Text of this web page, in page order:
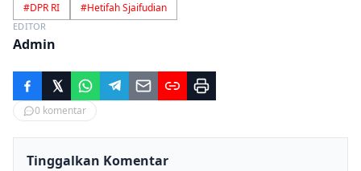
#DPR RI #Hetifah Sjaifudian
EDITOR
Admin
0 komentar
Tinggalkan Komentar